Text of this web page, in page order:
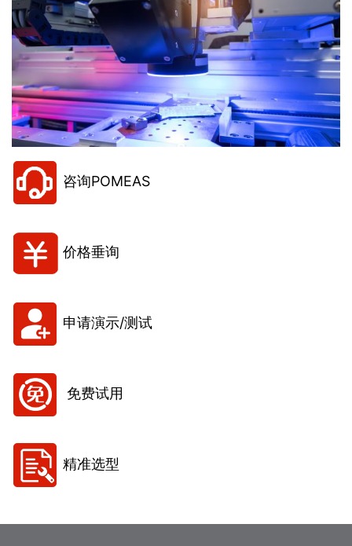
咨询POMEAS
价格垂询
申请演示/测试
免费试用
精准选型